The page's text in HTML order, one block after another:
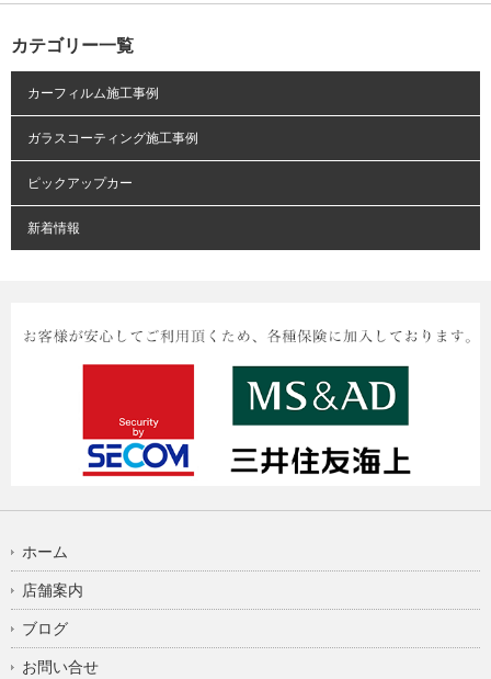
カテゴリー一覧
カーフィルム施工事例
ガラスコーティング施工事例
ピックアップカー
新着情報
ホーム
店舗案内
ブログ
お問い合せ